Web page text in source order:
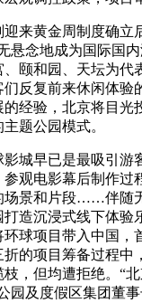
黄金周制度确立
悬念地成为国际国
颐和园、天坛为代
反复前来休闲体验
经验，北京将目光
题公园模式。
早已是最吸引游
观电影幕后制作过
场景和片段……伴随
造沉浸式线下体验
球项目带入中国，
的项目筹备过程中
，但均遭拒绝。“
园及度假区集团董